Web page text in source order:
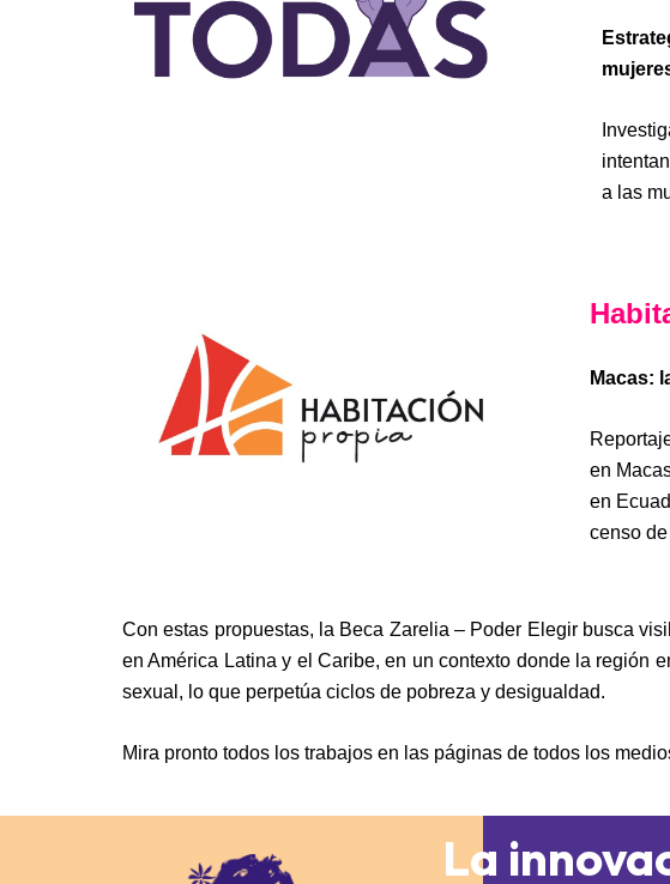
a las
Macas:
en
en
censo
Con estas propuestas, la Beca Zarelia – Poder Elegir busca
en América Latina y el Caribe, en un contexto donde la región
sexual, lo que perpetúa ciclos de pobreza y desigualdad.
Mira pronto todos los trabajos en las páginas de todos los
La